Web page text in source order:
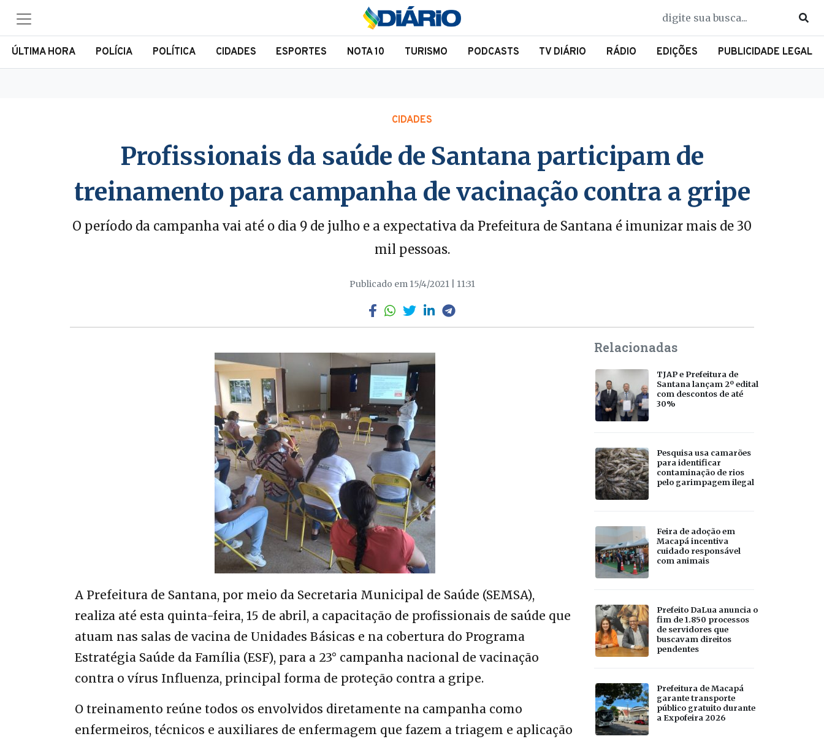
ÚLTIMA HORA POLÍCIA POLÍTICA CIDADES ESPORTES NOTA 10 TURISMO PODCASTS TV DIÁRIO RÁDIO EDIÇÕES PUBLICIDADE LEGAL
CIDADES
Profissionais da saúde de Santana participam de
treinamento para campanha de vacinação contra a gripe
O período da campanha vai até o dia 9 de julho e a expectativa da Prefeitura de Santana é imunizar mais de 30
mil pessoas.
Publicado em 15/4/2021 | 11:31
A Prefeitura de Santana, por meio da Secretaria Municipal de Saúde (SEMSA),
realiza até esta quinta-feira, 15 de abril, a capacitação de profissionais de saúde que
atuam nas salas de vacina de Unidades Básicas e na cobertura do Programa
Estratégia Saúde da Família (ESF), para a 23° campanha nacional de vacinação
contra o vírus Influenza, principal forma de proteção contra a gripe.
O treinamento reúne todos os envolvidos diretamente na campanha como
enfermeiros, técnicos e auxiliares de enfermagem que fazem a triagem e aplicação
Relacionadas
TJAP e Prefeitura de
Santana lançam 2º edital
com descontos de até
30%
Pesquisa usa camarões
para identificar
contaminação de rios
pelo garimpagem ilegal
Feira de adoção em
Macapá incentiva
cuidado responsável
com animais
Prefeito DaLua anuncia o
fim de 1.850 processos
de servidores que
buscavam direitos
pendentes
Prefeitura de Macapá
garante transporte
público gratuito durante
a Expofeira 2026